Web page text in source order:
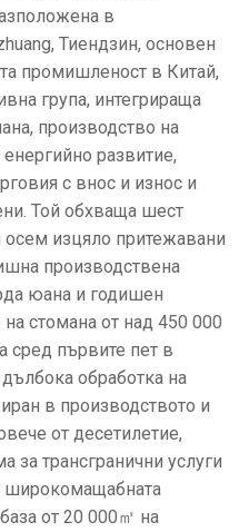
в
Тиендзин, основен
промишленост в Китай,
група, интегрираща
производство на
развитие,
с внос и износ и
Той обхваща шест
осем изцяло притежавани
производствена
юана и годишен
стомана от над 450 000
сред първите пет в
обработка на
в производството и
от десетилетие,
за трансгранични услуги
широкомащабната
от 20 000㎡ на